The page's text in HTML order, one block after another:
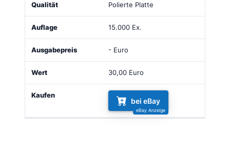
Qualität Ausgabepreis
Polierte Platte
15.000 Ex.
- Euro
30,00 Euro
bei eBay